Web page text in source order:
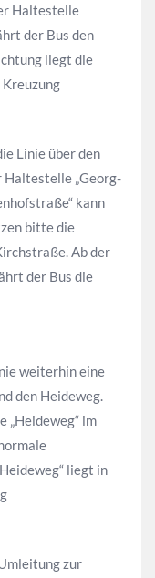
Haltestelle
der Bus den
liegt die
Linie über den
Haltestelle „Georg-
kann
bitte die
Ab der
der Bus die
weiterhin eine
den Heideweg.
„Heideweg“ im
liegt in
zur